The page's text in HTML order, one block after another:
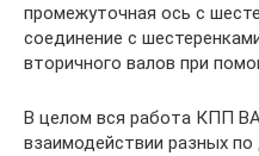
промежуточная ось с
соединение с
вторичного валов при
В целом вся работа КПП
взаимодействии разных